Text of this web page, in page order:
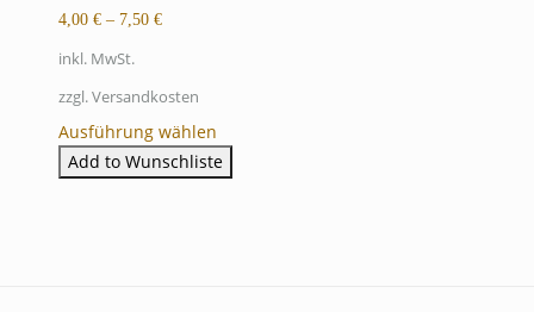
4,00 € – 7,50 €
inkl. MwSt.
zzgl. Versandkosten
Ausführung wählen
Add to Wunschliste